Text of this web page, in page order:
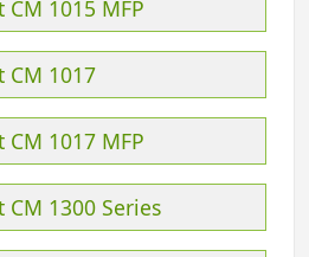
1015 MFP
CM 1017
1017 MFP
CM 1300 Series